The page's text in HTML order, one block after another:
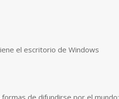
el escritorio de Windows
de difundirse por el mundo: